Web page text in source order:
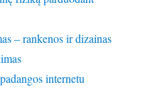
– rankenos ir dizainas
internetu